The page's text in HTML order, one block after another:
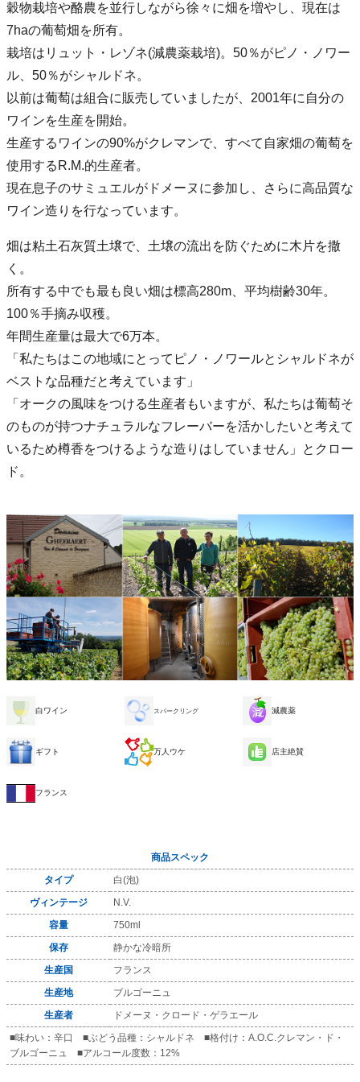
穀物栽培や酪農を並行しながら徐々に畑を増やし、現在は
7haの葡萄畑を所有。
栽培はリュット・レゾネ(減農薬栽培)。50％がピノ・ノワー
ル、50％がシャルドネ。
以前は葡萄は組合に販売していましたが、2001年に自分の
ワインを生産を開始。
生産するワインの90%がクレマンで、すべて自家畑の葡萄を
使用するR.M.的生産者。
現在息子のサミュエルがドメーヌに参加し、さらに高品質な
ワイン造りを行なっています。
畑は粘土石灰質土壌で、土壌の流出を防ぐために木片を撒
く。
所有する中でも最も良い畑は標高280m、平均樹齢30年。
100％手摘み収穫。
年間生産量は最大で6万本。
「私たちはこの地域にとってピノ・ノワールとシャルドネが
ベストな品種だと考えています」
「オークの風味をつける生産者もいますが、私たちは葡萄そ
のものが持つナチュラルなフレーバーを活かしたいと考えて
いるため樽香をつけるような造りはしていません」とクロー
ド。
白ワイン スパークリング 減農薬
ギフト 万人ウケ 店主絶賛
フランス
商品スペック
タイプ
白(泡)
ヴィンテージ
N.V.
容量
750ml
保存
静かな冷暗所
生産国
フランス
生産地
ブルゴーニュ
生産者
ドメーヌ・クロード・ゲラエール
■味わい：辛口 ■ぶどう品種：シャルドネ ■格付け：A.O.C.クレマン・ド・
ブルゴーニュ ■アルコール度数：12%